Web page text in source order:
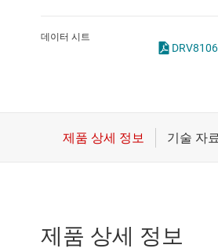
배터리 관리 IC
데이터 시트
제품 상세 정보